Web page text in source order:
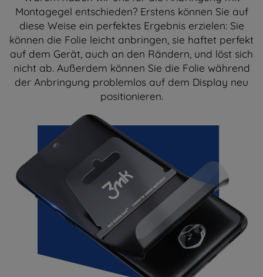
Montagegel entschieden? Erstens können Sie auf
diese Weise ein perfektes Ergebnis erzielen: Sie
können die Folie leicht anbringen, sie haftet perfekt
auf dem Gerät, auch an den Rändern, und löst sich
nicht ab. Außerdem können Sie die Folie während
der Anbringung problemlos auf dem Display neu
positionieren.